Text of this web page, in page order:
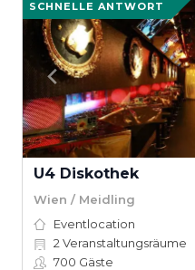
SCHNELLE ANTWORT
U4 Diskothek
Wien / Meidling
Eventlocation
2 Veranstaltungsräume
700 Gäste